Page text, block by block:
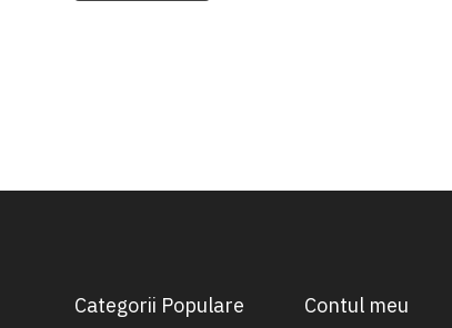
Categorii Populare Contul meu